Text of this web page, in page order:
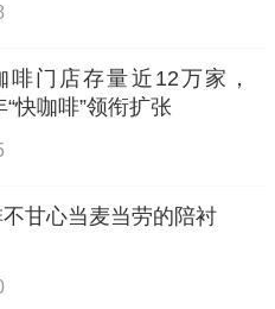
啡门店存量近12万家，
“快咖啡”领衔扩张
甘心当麦当劳的陪衬